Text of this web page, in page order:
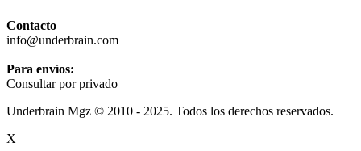
Contacto
info@underbrain.com
Para envíos:
Consultar por privado
Underbrain Mgz © 2010 - 2025. Todos los derechos reservados.
X